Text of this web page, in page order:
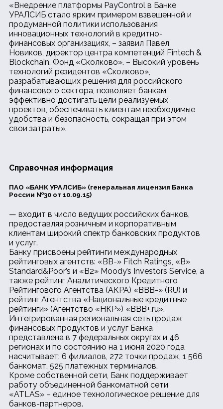
«Внедрение платформы PayControl в Банке
УРАЛСИБ стало ярким примером взвешенной и
продуманной политики использования
инновационных технологий в кредитно-
финансовых организациях, – заявил Павел
Новиков, директор центра компетенций Fintech &
Blockchain, Фонд «Сколково». – Высокий уровень
технологий резидентов «Сколково»,
разрабатывающих решения для российского
финансового сектора, позволяет банкам
эффективно достигать цели реализуемых
проектов, обеспечивать клиентам необходимые
удобства и безопасность, сокращая при этом
свои затраты».
Справочная информация
ПАО «БАНК УРАЛСИБ» (генеральная лицензия Банка
России №30 от 10.09.15)
— входит в число ведущих российских банков,
предоставляя розничным и корпоративным
клиентам широкий спектр банковских продуктов
и услуг.
Банку присвоены рейтинги международных
рейтинговых агентств: «ВB-» Fitch Ratings, «B»
Standard&Poor’s и «B2» Moody’s Investors Service, а
также рейтинг Аналитического Кредитного
Рейтингового Агентства (АКРА) «ВВВ-» (RU) и
рейтинг Агентства «Национальные кредитные
рейтинги» (Агентство «НКР») «ВВВ+.ru».
Интегрированная региональная сеть продаж
финансовых продуктов и услуг Банка
представлена в 7 федеральных округах и 46
регионах и по состоянию на 1 июня 2020 года
насчитывает: 6 филиалов, 272 точки продаж, 1 566
банкомат, 525 платежных терминалов.
Кроме собственной сети, Банк поддерживает
работу объединенной банкоматной сети
«ATLAS» – единое технологическое решение для
банков-партнеров.